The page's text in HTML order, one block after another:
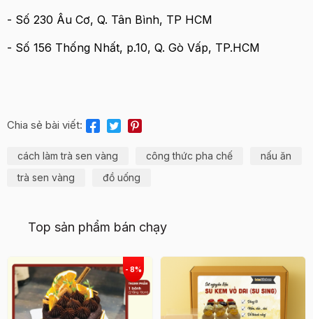
- Số 230 Âu Cơ, Q. Tân Bình, TP HCM
- Số 156 Thống Nhất, p.10, Q. Gò Vấp, TP.HCM
Chia sẻ bài viết:
cách làm trà sen vàng công thức pha chế
nấu ăn
trà sen vàng
đồ uống
Top sản phẩm bán chạy